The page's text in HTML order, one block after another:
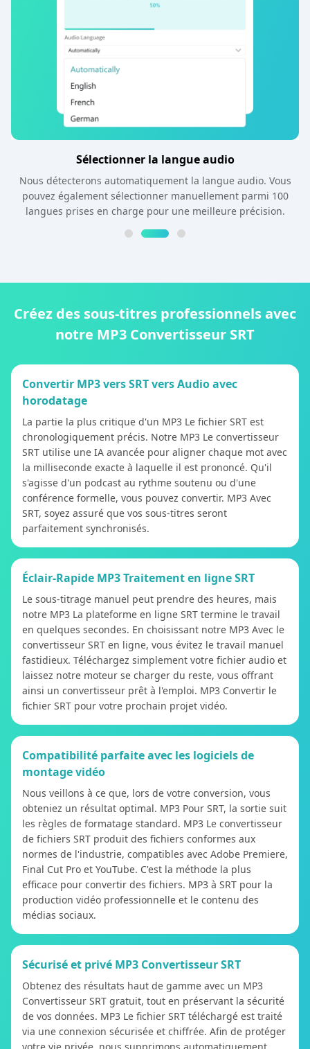
Sélectionner la langue audio
Nous détecterons automatiquement la langue audio. Vous
pouvez également sélectionner manuellement parmi 100
langues prises en charge pour une meilleure précision.
Créez des sous-titres professionnels avec
notre MP3 Convertisseur SRT
Convertir MP3 vers SRT vers Audio avec
horodatage
La partie la plus critique d'un MP3 Le fichier SRT est
chronologiquement précis. Notre MP3 Le convertisseur
SRT utilise une IA avancée pour aligner chaque mot avec
la milliseconde exacte à laquelle il est prononcé. Qu'il
s'agisse d'un podcast au rythme soutenu ou d'une
conférence formelle, vous pouvez convertir. MP3 Avec
SRT, soyez assuré que vos sous-titres seront
parfaitement synchronisés.
Éclair-Rapide MP3 Traitement en ligne SRT
Le sous-titrage manuel peut prendre des heures, mais
notre MP3 La plateforme en ligne SRT termine le travail
en quelques secondes. En choisissant notre MP3 Avec le
convertisseur SRT en ligne, vous évitez le travail manuel
fastidieux. Téléchargez simplement votre fichier audio et
laissez notre moteur se charger du reste, vous offrant
ainsi un convertisseur prêt à l'emploi. MP3 Convertir le
fichier SRT pour votre prochain projet vidéo.
Compatibilité parfaite avec les logiciels de
montage vidéo
Nous veillons à ce que, lors de votre conversion, vous
obteniez un résultat optimal. MP3 Pour SRT, la sortie suit
les règles de formatage standard. MP3 Le convertisseur
de fichiers SRT produit des fichiers conformes aux
normes de l'industrie, compatibles avec Adobe Premiere,
Final Cut Pro et YouTube. C'est la méthode la plus
efficace pour convertir des fichiers. MP3 à SRT pour la
production vidéo professionnelle et le contenu des
médias sociaux.
Sécurisé et privé MP3 Convertisseur SRT
Obtenez des résultats haut de gamme avec un MP3
Convertisseur SRT gratuit, tout en préservant la sécurité
de vos données. MP3 Le fichier SRT téléchargé est traité
via une connexion sécurisée et chiffrée. Afin de protéger
votre vie privée, nous supprimons automatiquement